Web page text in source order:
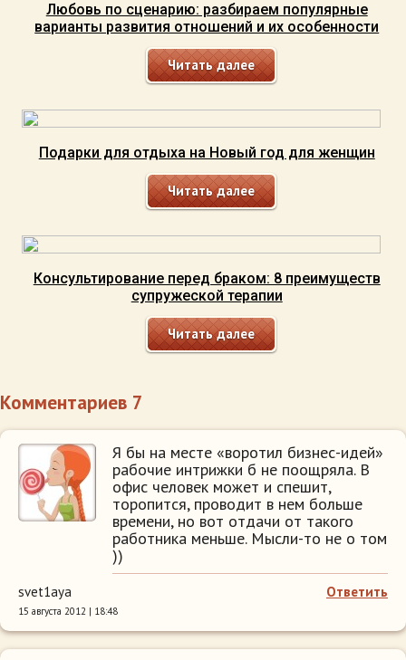
Любовь по сценарию: разбираем популярные
варианты развития отношений и их особенности
Читать далее
Подарки для отдыха на Новый год для женщин
Читать далее
Консультирование перед браком: 8 преимуществ
супружеской терапии
Читать далее
Комментариев 7
Я бы на месте «воротил бизнес-идей»
рабочие интрижки б не поощряла. В
офис человек может и спешит,
торопится, проводит в нем больше
времени, но вот отдачи от такого
работника меньше. Мысли-то не о том
))
Ответить
svet1aya
15 августа 2012 | 18:48